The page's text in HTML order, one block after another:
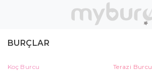
BURÇLAR
Koç Burcu Terazi Burcu